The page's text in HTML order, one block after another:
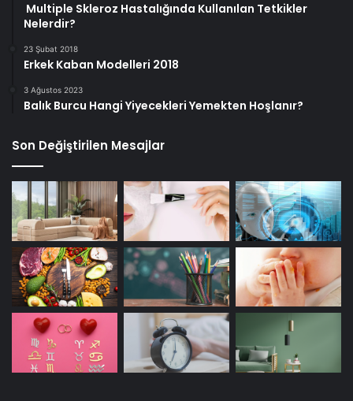
Multiple Skleroz Hastalığında Kullanılan Tetkikler
Nelerdir?
23 Şubat 2018
Erkek Kaban Modelleri 2018
3 Ağustos 2023
Balık Burcu Hangi Yiyecekleri Yemekten Hoşlanır?
Son Değiştirilen Mesajlar